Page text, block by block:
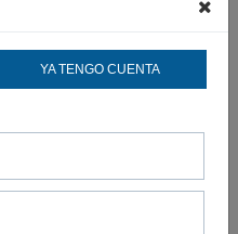
YA TENGO CUENTA